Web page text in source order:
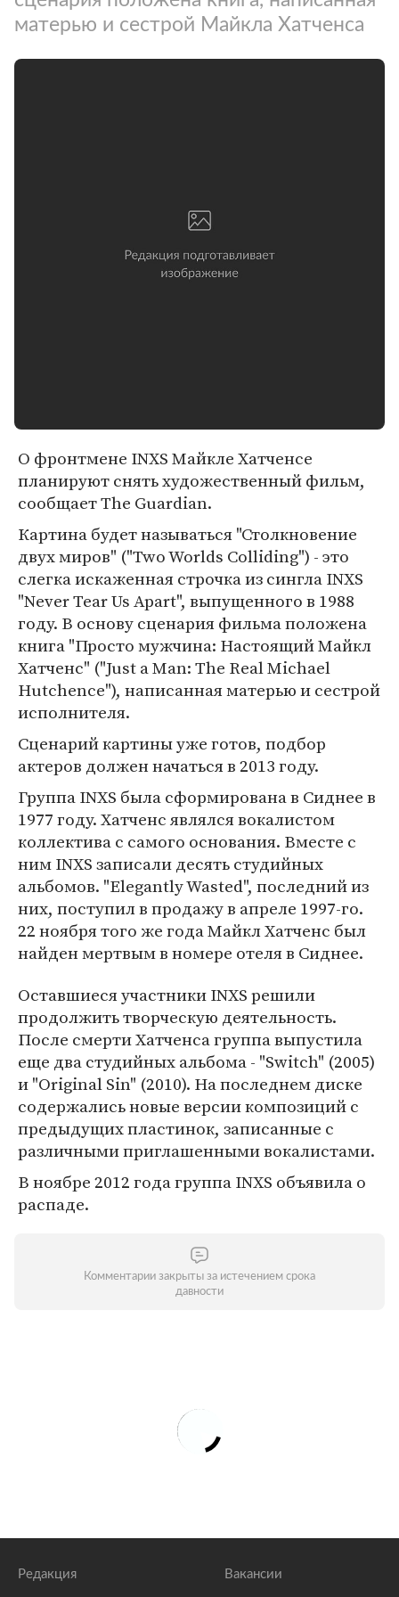
матерью и сестрой Майкла Хатченса
О фронтмене INXS Майкле Хатченсе
планируют снять художественный фильм,
сообщает The Guardian.
Картина будет называться "Столкновение
двух миров" ("Two Worlds Colliding") - это
слегка искаженная строчка из сингла INXS
"Never Tear Us Apart", выпущенного в 1988
году. В основу сценария фильма положена
книга "Просто мужчина: Настоящий Майкл
Хатченс" ("Just a Man: The Real Michael
Hutchence"), написанная матерью и сестрой
исполнителя.
Сценарий картины уже готов, подбор
актеров должен начаться в 2013 году.
Группа INXS была сформирована в Сиднее в
1977 году. Хатченс являлся вокалистом
коллектива с самого основания. Вместе с
ним INXS записали десять студийных
альбомов. "Elegantly Wasted", последний из
них, поступил в продажу в апреле 1997-го.
22 ноября того же года Майкл Хатченс был
найден мертвым в номере отеля в Сиднее.
Оставшиеся участники INXS решили
продолжить творческую деятельность.
После смерти Хатченса группа выпустила
еще два студийных альбома - "Switch" (2005)
и "Original Sin" (2010). На последнем диске
содержались новые версии композиций с
предыдущих пластинок, записанные с
различными приглашенными вокалистами.
В ноябре 2012 года группа INXS объявила о
распаде.
Комментарии закрыты за истечением срока
давности
Редакция Вакансии